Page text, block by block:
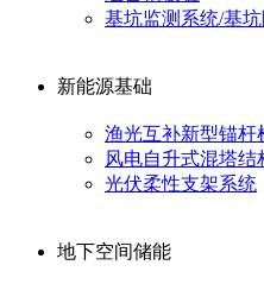
基坑监测系统/基
新能源基础
渔光互补新型锚杆
风电自升式混塔
光伏柔性支架系统
地下空间储能